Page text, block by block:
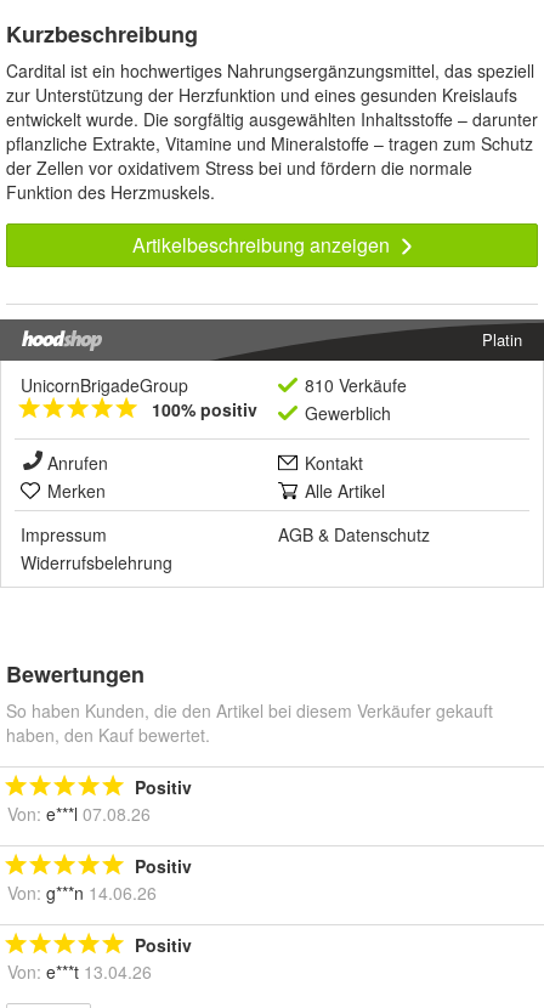
Kurzbeschreibung
Cardital ist ein hochwertiges Nahrungsergänzungsmittel, das speziell
zur Unterstützung der Herzfunktion und eines gesunden Kreislaufs
entwickelt wurde. Die sorgfältig ausgewählten Inhaltsstoffe – darunter
pflanzliche Extrakte, Vitamine und Mineralstoffe – tragen zum Schutz
der Zellen vor oxidativem Stress bei und fördern die normale
Funktion des Herzmuskels.
Artikelbeschreibung anzeigen
Platin
UnicornBrigadeGroup
100% positiv
810 Verkäufe
Gewerblich
Anrufen
Kontakt
Merken
Alle Artikel
Impressum
AGB & Datenschutz
Widerrufsbelehrung
Bewertungen
So haben Kunden, die den Artikel bei diesem Verkäufer gekauft
haben, den Kauf bewertet.
Positiv
Von: e***l 07.08.26
Positiv
Von: g***n 14.06.26
Positiv
Von: e***t 13.04.26